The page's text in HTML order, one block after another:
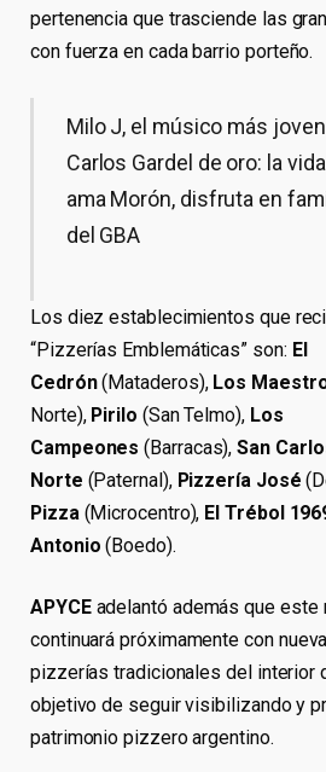
pertenencia que trasciende las
con fuerza en cada barrio porteño.
Milo J, el músico más
Carlos Gardel de oro: la
ama Morón, disfruta en
del GBA
Los diez establecimientos que
“Pizzerías Emblemáticas” son: El
Cedrón(Mataderos), Los
Norte), Pirilo (San Telmo), Los
Campeones (Barracas),San
Norte (Paternal), Pizzería José
Pizza (Microcentro), El Trébol
Antonio (Boedo).
APYCEadelantó además que este
continuará próximamente con
pizzerías tradicionales del interior
objetivo de seguir visibilizando y
patrimonio pizzero argentino.